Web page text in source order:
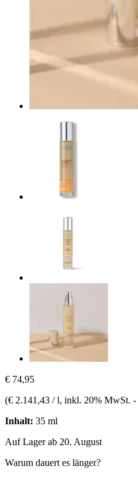
€ 74,95
(€ 2.141,43 / l, inkl. 20% MwSt. -
Inhalt: 35 ml
Auf Lager ab 20. August
Warum dauert es länger?